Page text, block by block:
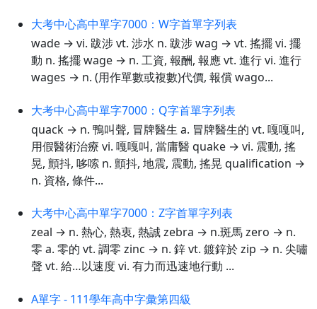
大考中心高中單字7000：W字首單字列表
wade → vi. 跋涉 vt. 涉水 n. 跋涉 wag → vt. 搖擺 vi. 擺
動 n. 搖擺 wage → n. 工資, 報酬, 報應 vt. 進行 vi. 進行
wages → n. (用作單數或複數)代價, 報償 wago...
大考中心高中單字7000：Q字首單字列表
quack → n. 鴨叫聲, 冒牌醫生 a. 冒牌醫生的 vt. 嘎嘎叫,
用假醫術治療 vi. 嘎嘎叫, 當庸醫 quake → vi. 震動, 搖
晃, 顫抖, 哆嗦 n. 顫抖, 地震, 震動, 搖晃 qualification →
n. 資格, 條件...
大考中心高中單字7000：Z字首單字列表
zeal → n. 熱心, 熱衷, 熱誠 zebra → n.斑馬 zero → n.
零 a. 零的 vt. 調零 zinc → n. 鋅 vt. 鍍鋅於 zip → n. 尖嘯
聲 vt. 給…以速度 vi. 有力而迅速地行動 ...
A單字 - 111學年高中字彙第四級